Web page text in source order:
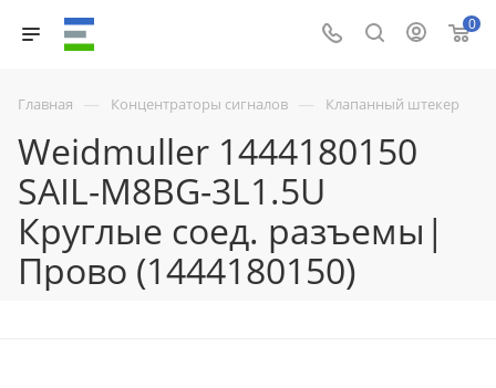
0
Главная — Концентраторы сигналов — Клапанный штекер
Weidmuller 1444180150
SAIL-M8BG-3L1.5U
Круглые соед. разъемы|
Прово (1444180150)